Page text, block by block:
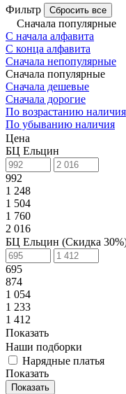
Фильтр Сбросить все
Сначала популярные
С начала алфавита
С конца алфавита
Сначала непопулярные
Сначала популярные
Сначала дешевые
Сначала дорогие
По возрастанию наличия
По убыванию наличия
Цена
БЦ Ельцин
992
1 248
1 504
1 760
2 016
БЦ Ельцин (Скидка
695
874
1 054
1 233
1 412
Показать
Наши подборки
Нарядные платья
Показать
Показать